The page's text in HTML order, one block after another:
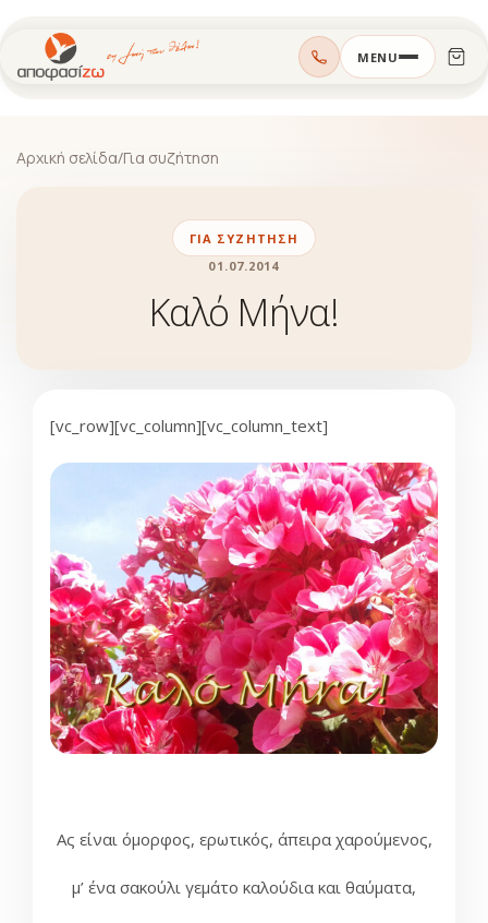
Μεταπηδήστε
στο
MENU
Αρχική σελίδα/Για συζήτηση
ΓΙΑ ΣΥΖΉΤΗΣΗ
01.07.2014
Καλό Μήνα!
[vc_row][vc_column][vc_column_text]
Ας είναι όμορφος, ερωτικός, άπειρα χαρούμενος,
μ’ ένα σακούλι γεμάτο καλούδια και θαύματα,